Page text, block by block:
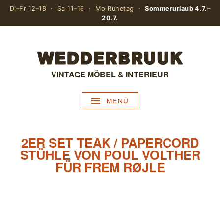
Di–Fr 12–18 · Sa 11–16 · Mo Ruhetag ·Sommerurlaub 4.7.–
20.7.
VINTAGE MÖBEL & INTERIEUR
MENÜ
2ER SET TEAK / PAPERCORD
STÜHLE VON POUL VOLTHER
FÜR FREM RØJLE